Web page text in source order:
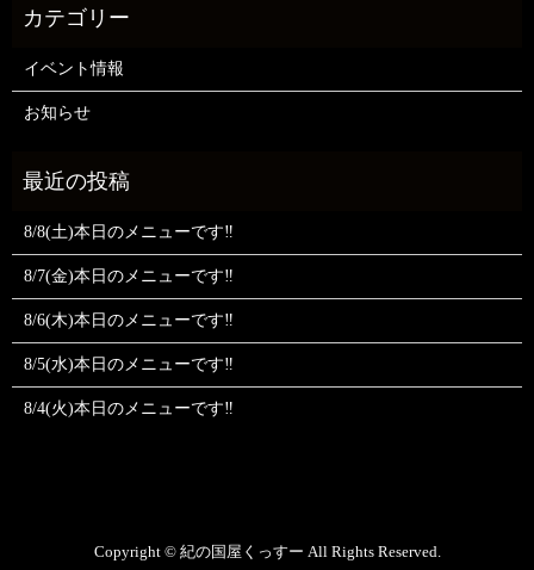
イベント情報
お知らせ
8/8(土)本日のメニューです‼️
8/7(金)本日のメニューです‼️
8/6(木)本日のメニューです‼️
8/5(水)本日のメニューです‼️
8/4(火)本日のメニューです‼️
Copyright © 紀の国屋くっすー All Rights Reserved.